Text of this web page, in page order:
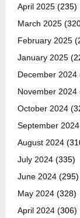
April 2025 (235)
March 2025
February 2025
January 2025
December 2024
November 2024
October 2024
September 2024
August 2024
July 2024 (335)
June 2024 (295)
May 2024 (328)
April 2024 (306)